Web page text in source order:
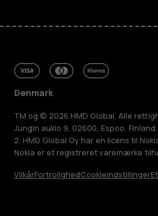
Denmark
TM og © 2026 HMD Global. Alle
Jungin aukio 9, 02600, Espoo,
2. HMD Global Oy har en licens til
Nokia er et registreret varemærke
VilkårFortrolighedCookieindstillinger